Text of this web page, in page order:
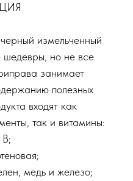
измельченный
шедевры, но не все
занимает
полезных
входят как
так и витамины:
медь и железо;